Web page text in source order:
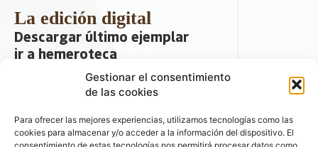
Gestionar el consentimiento
de las cookies
Para ofrecer las mejores experiencias, utilizamos tecnologías como las
cookies para almacenar y/o acceder a la información del dispositivo. El
La edición digital
Descargar último ejemplar
ir a hemeroteca
+ Contenido en redes sociales